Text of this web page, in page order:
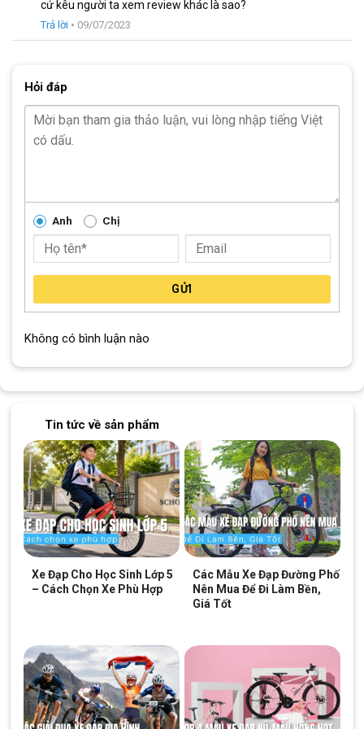
Đùi đĩa làm từ hợp kim nhôm với cốt vuông và bạc đạn, đảm
bảo khả năng chịu lực tốt và độ ổn định cao khi sử dụng.
Líp vặn Shimano MF-TZ500 7 tầng
giúp chiếc xe hoạt động hiệu quả trong thời gian dài.
Bộ lốp Xe Đạp Gấp Calli Q3 20 Inch
Xe Đạp GấpCalliQ3 sử dụng bộ lốp có kích cỡ 20 inch, đảm
cứ kêu người ta xem review khác là sao?
Trả lời • 09/07/2023
Hỏi đáp
Anh Chị
GỬI
Không có bình luận nào
Tin tức về sản phẩm
Xe Đạp Cho Học Sinh Lớp 5
– Cách Chọn Xe Phù Hợp
Các Mẫu Xe Đạp Đường Phố
Nên Mua Để Đi Làm Bền,
Giá Tốt